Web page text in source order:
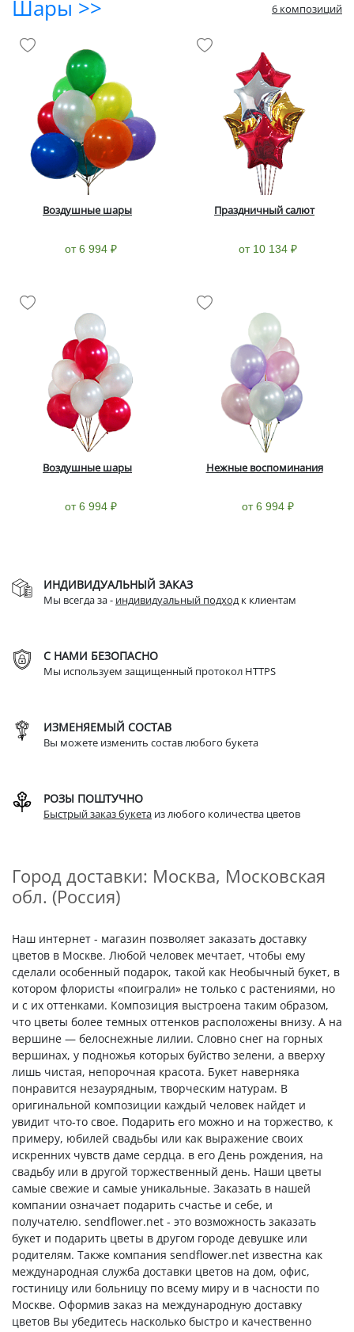
Шары >> 6 композиций
Воздушные шары
от 6 994 ₽
Праздничный салют
от 10 134 ₽
Воздушные шары
от 6 994 ₽
Нежные воспоминания
от 6 994 ₽
ИНДИВИДУАЛЬНЫЙ ЗАКАЗ
Мы всегда за - индивидуальный подходк клиентам
С НАМИ БЕЗОПАСНО
Мы используем защищенный протокол HTTPS
ИЗМЕНЯЕМЫЙ СОСТАВ
Вы можете изменить состав любого букета
РОЗЫ ПОШТУЧНО
Быстрый заказ букета из любого количества цветов
Город доставки: Москва, Московская
обл. (Россия)
Наш интернет - магазин позволяет заказать доставку
цветов в Москве. Любой человек мечтает, чтобы ему
сделали особенный подарок, такой как Необычный букет, в
котором флористы «поиграли» не только с растениями, но
и с их оттенками. Композиция выстроена таким образом,
что цветы более темных оттенков расположены внизу. А на
вершине — белоснежные лилии. Словно снег на горных
вершинах, у подножья которых буйство зелени, а вверху
лишь чистая, непорочная красота. Букет наверняка
понравится незаурядным, творческим натурам. В
оригинальной композиции каждый человек найдет и
увидит что-то свое. Подарить его можно и на торжество, к
примеру, юбилей свадьбы или как выражение своих
искренних чувств даме сердца. в его День рождения, на
свадьбу или в другой торжественный день. Наши цветы
самые свежие и самые уникальные. Заказать в нашей
компании означает подарить счастье и себе, и
получателю. sendflower.net - это возможность заказать
букет и подарить цветы в другом городе девушке или
родителям. Также компания sendflower.net известна как
международная служба доставки цветов на дом, офис,
гостиницу или больницу по всему миру и в часности по
Москве. Оформив заказ на международную доставку
цветов Вы убедитесь насколько быстро и качественно